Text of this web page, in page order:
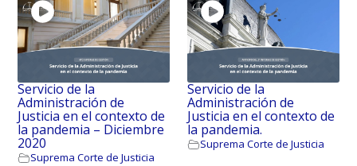
Servicio de la
Administración de
Justicia en el contexto de
la pandemia – Diciembre
2020
Suprema Corte de Justicia
Servicio de la
Administración de
Justicia en el contexto de
la pandemia.
Suprema Corte de Justicia